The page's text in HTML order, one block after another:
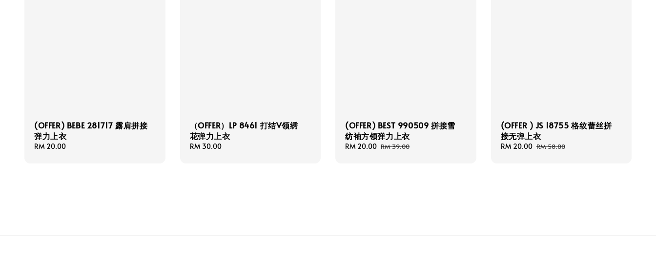
(OFFER) BEBE 281717 露肩拼接
弹力上衣
Regular
RM 20.00
（OFFER）LP 8461 打结V领绣
花弹力上衣
Regular
RM 30.00
(OFFER) BEST 990509 拼接雪
纺袖方领弹力上衣
Sale
RM 20.00 Regular
RM 39.00
(OFFER ) JS 18755 格纹蕾丝拼
接无弹上衣
Sale
RM 20.00 Regular
RM 58.00